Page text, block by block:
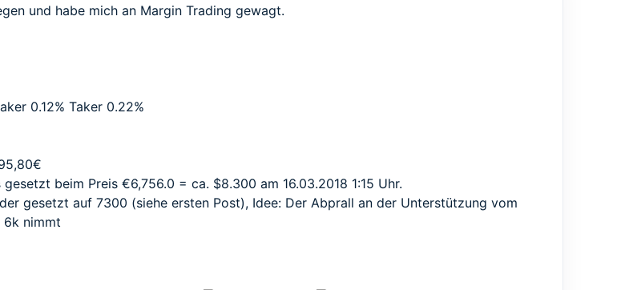
und habe mich an Margin Trading gewagt.
0.12% Taker 0.22%
beim Preis €6,756.0 = ca. $8.300 am 16.03.2018 1:15 Uhr.
gesetzt auf 7300 (siehe ersten Post), Idee: Der Abprall an der Unterstützung vom
6k nimmt